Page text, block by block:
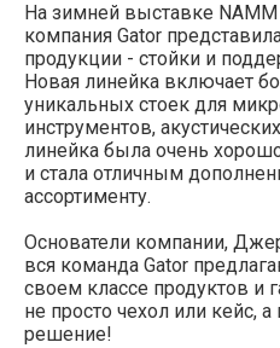
На зимней выставке
компания Gator
продукции - стойки и
Новая линейка включает
уникальных стоек для
инструментов,
линейка была очень
и стала отличным
ассортименту.
Основатели компании,
вся команда Gator
своем классе продуктов и
не просто чехол или кейс,
решение!